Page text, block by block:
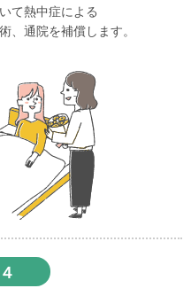
て熱中症による
、通院を補償します。
４